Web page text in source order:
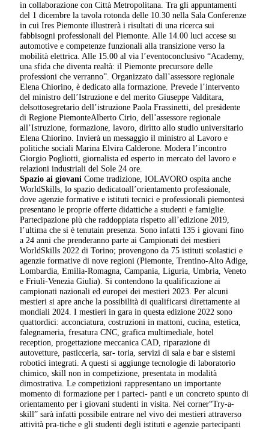
in collaborazione con Città Metropolitana. Tra gli appuntamenti
del 1 dicembre la tavola rotonda delle 10.30 nella Sala Conferenze
in cui Ires Piemonte illustrerà i risultati di una ricerca sui
fabbisogni professionali del Piemonte. Alle 14.00 luci accese su
automotive e competenze funzionali alla transizione verso la
mobilità elettrica. Alle 15.00 al via l’eventoconclusivo “Academy,
una sfida che diventa realtà: il Piemonte precursore delle
professioni che verranno”. Organizzato dall’assessore regionale
Elena Chiorino, è dedicato alla formazione. Prevede l’intervento
del ministro dell’Istruzione e del merito Giuseppe Valditara,
delsottosegretario dell’istruzione Paola Frassinetti, del presidente
di Regione PiemonteAlberto Cirio, dell’assessore regionale
all’Istruzione, formazione, lavoro, diritto allo studio universitario
Elena Chiorino. Invierà un messaggio il ministro al Lavoro e
politiche sociali Marina Elvira Calderone. Modera l’incontro
Giorgio Pogliotti, giornalista ed esperto in mercato del lavoro e
relazioni industriali del Sole 24 ore.
Spazio ai giovani Come tradizione, IOLAVORO ospita anche
WorldSkills, lo spazio dedicatoall’orientamento professionale,
dove agenzie formative e istituti tecnici e professionali piemontesi
presentano le proprie offerte didattiche a studenti e famiglie.
Partecipazione più che raddoppiata rispetto all’edizione 2019,
l’ultima che si è tenutain presenza. Sono infatti 135 i giovani fino
a 24 anni che prenderanno parte ai Campionati dei mestieri
WorldSkills 2022 di Torino; provengono da 75 istituti scolastici e
agenzie formative di nove regioni (Piemonte, Trentino-Alto Adige,
Lombardia, Emilia-Romagna, Campania, Liguria, Umbria, Veneto
e Friuli-Venezia Giulia). Si contendono la qualificazione ai
campionati nazionali ed europei dei mestieri 2023. Per alcuni
mestieri si apre anche la possibilità di qualificarsi direttamente ai
mondiali 2024. I mestieri in gara in questa edizione 2022 sono
quattordici: acconciatura, costruzioni in mattoni, cucina, estetica,
falegnameria, fresatura CNC, grafica multimediale, hotel
reception, progettazione meccanica CAD, riparazione di
autovetture, pasticceria, sar- toria, servizi di sala e bar e sistemi
robotici integrati. A questi si aggiunge tecnologie di laboratorio
chimico, skill non in competizione, presentata in modalità
dimostrativa. Le competizioni rappresentano un importante
momento di formazione per i parteci- panti e un concreto spunto di
orientamento per i giovani studenti in visita. Nei corner“Try-a-
skill” sarà infatti possibile entrare nel vivo dei mestieri attraverso
attività pra-tiche e gli studenti degli istituti e agenzie partecipanti